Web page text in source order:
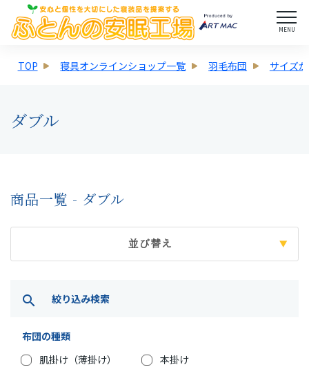
MENU
TOP 寝具オンラインショップ一覧 羽毛布団 サイズ
ダブル
商品一覧 - ダブル
並び替え
search 絞り込み検索
布団の種類
肌掛け（薄掛け）
本掛け